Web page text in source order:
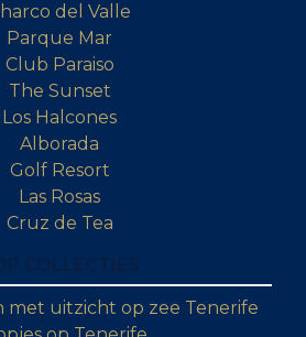
del Valle
Parque Mar
Club Paraiso
The Sunset
Los Halcones
Alborada
Golf Resort
Las Rosas
Cruz de Tea
uitzicht op zee Tenerife